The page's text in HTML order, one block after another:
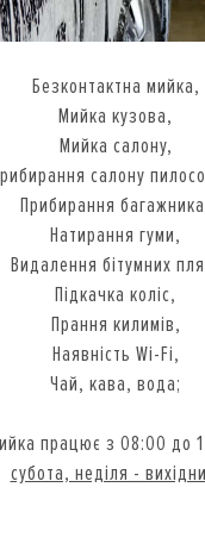
Безконтактна мийка,
Мийка кузова,
Мийка салону,
салону
Прибирання
Натирання гуми,
Видалення бітумних
Підкачка коліс,
Прання килимів,
Наявність Wi-Fi,
Чай, кава, вода;
працює з 08:00 до
субота, неділя -